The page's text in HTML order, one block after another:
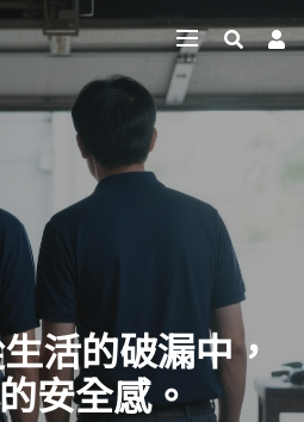
活的破漏中，
安全感。